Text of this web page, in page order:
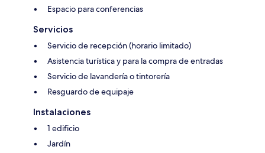
Espacio para conferencias
Servicios
Servicio de recepción (horario limitado)
Asistencia turística y para la compra de entradas
Servicio de lavandería o tintorería
Resguardo de equipaje
Instalaciones
1 edificio
Jardín